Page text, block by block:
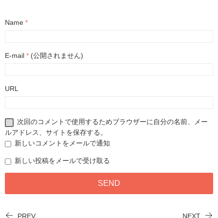
Name *
E-mail * (公開されません)
URL
次回のコメントで使用するためブラウザーに自分の名前、メー
ルアドレス、サイトを保存する。
新しいコメントをメールで通知
新しい投稿をメールで受け取る
PREV NEXT